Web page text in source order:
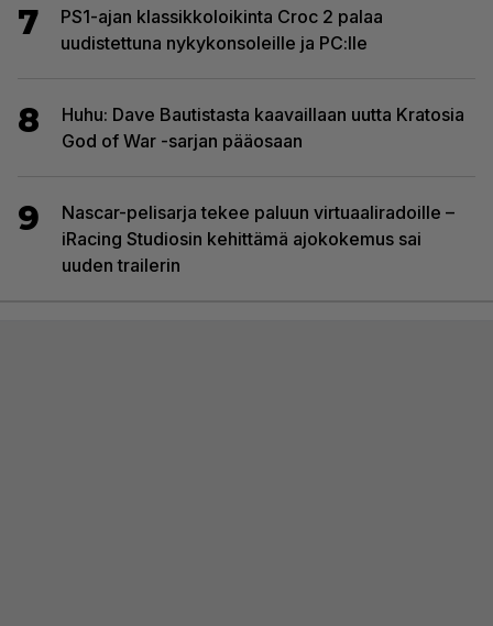
7
PS1-ajan klassikkoloikinta Croc 2 palaa
uudistettuna nykykonsoleille ja PC:lle
8
Huhu: Dave Bautistasta kaavaillaan uutta Kratosia
God of War -sarjan pääosaan
9
Nascar-pelisarja tekee paluun virtuaaliradoille –
iRacing Studiosin kehittämä ajokokemus sai
uuden trailerin